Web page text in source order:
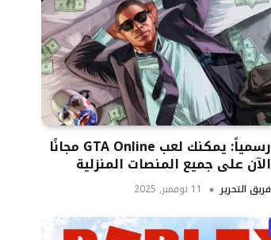
رسمياً: يمكنك لعب GTA Online مجانًا
الآن على جميع المنصات المنزلية
فريق التحرير 11 نوفمبر, 2025